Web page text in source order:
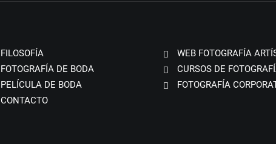
FILOSOFÍA
FOTOGRAFÍA DE BODA
PELÍCULA DE BODA
CONTACTO
WEB FOTOGRAFÍA
CURSOS DE
FOTOGRAFÍA